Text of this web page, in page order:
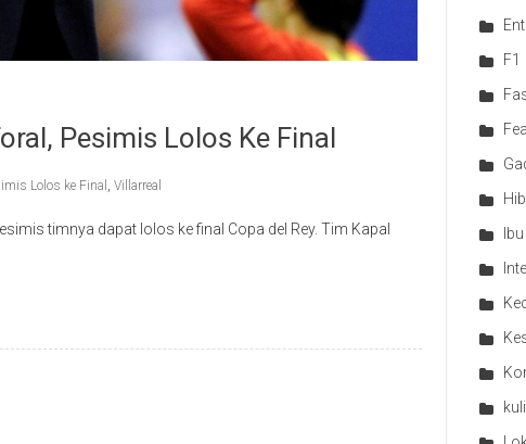
Pesimis Lolos Ke Final
Lolos ke Final , Villarreal
timnya dapat lolos ke final Copa del Rey. Tim Kapal
F1